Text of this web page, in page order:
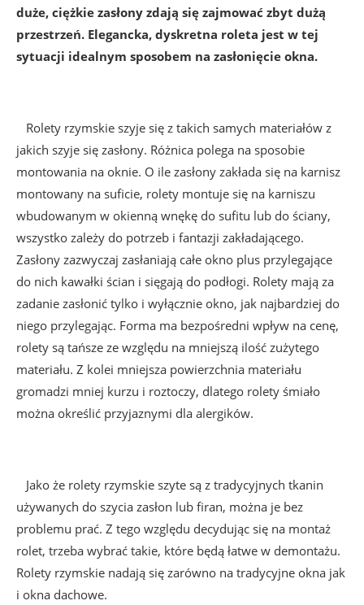
duże, ciężkie zasłony zdają się zajmować zbyt dużą
przestrzeń. Elegancka, dyskretna roleta jest w tej
sytuacji idealnym sposobem na zasłonięcie okna.
Rolety rzymskie szyje się z takich samych materiałów z
jakich szyje się zasłony. Różnica polega na sposobie
montowania na oknie. O ile zasłony zakłada się na karnisz
montowany na suficie, rolety montuje się na karniszu
wbudowanym w okienną wnękę do sufitu lub do ściany,
wszystko zależy do potrzeb i fantazji zakładającego.
Zasłony zazwyczaj zasłaniają całe okno plus przylegające
do nich kawałki ścian i sięgają do podłogi. Rolety mają za
zadanie zasłonić tylko i wyłącznie okno, jak najbardziej do
niego przylegając. Forma ma bezpośredni wpływ na cenę,
rolety są tańsze ze względu na mniejszą ilość zużytego
materiału. Z kolei mniejsza powierzchnia materiału
gromadzi mniej kurzu i roztoczy, dlatego rolety śmiało
można określić przyjaznymi dla alergików.
Jako że rolety rzymskie szyte są z tradycyjnych tkanin
używanych do szycia zasłon lub firan, można je bez
problemu prać. Z tego względu decydując się na montaż
rolet, trzeba wybrać takie, które będą łatwe w demontażu.
Rolety rzymskie nadają się zarówno na tradycyjne okna jak
i okna dachowe.